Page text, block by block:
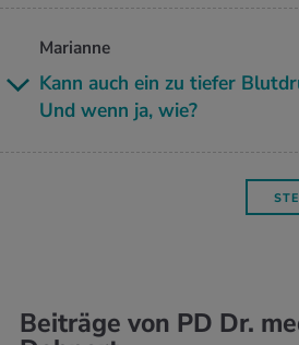
Marianne
Kann auch ein zu tie­fer
Und wenn ja, wie?
Beiträge von PD Dr.